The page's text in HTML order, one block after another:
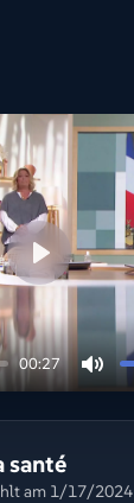
00:27
Lire
santé
am 1/17/2024